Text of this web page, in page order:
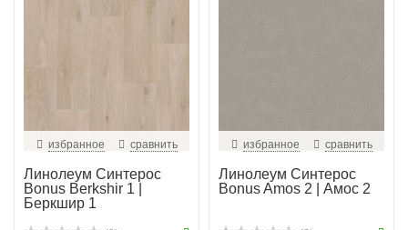
избранное сравнить
Линолеум Синтерос
Bonus Berkshir 1 |
Беркшир 1
избранное сравнить
Линолеум Синтерос
Bonus Amos 2 | Амос 2